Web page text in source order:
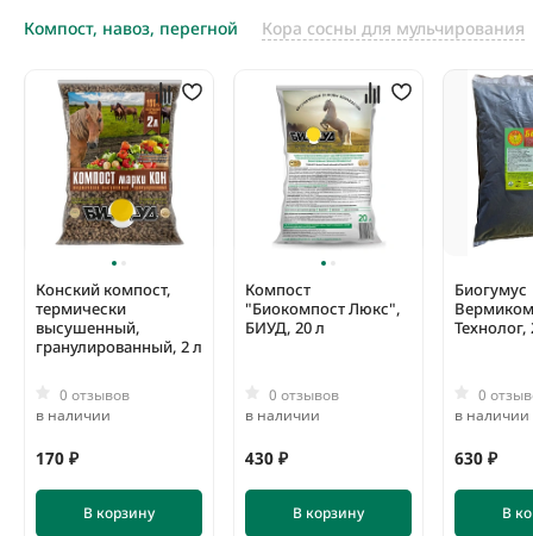
Компост, навоз, перегной Кора сосны для мульчирования
Конский компост,
термически
высушенный,
гранулированный, 2 л
0 отзывов
в наличии
170 ₽
В корзину
Компост
"Биокомпост Люкс",
БИУД, 20 л
0 отзывов
в наличии
430 ₽
В корзину
Биогумус
Технолог,
0
в наличии
630 ₽
В